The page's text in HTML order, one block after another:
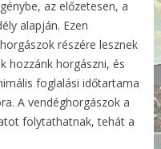
az előzetesen, a
alapján. Ezen
részére lesznek
hozzánk horgászni, és
foglalási időtartama
A vendéghorgászok a
folytathatnak, tehát a